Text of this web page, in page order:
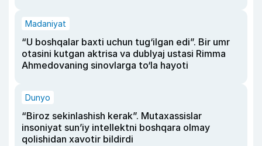
Madaniyat
“U boshqalar baxti uchun tug‘ilgan edi”. Bir umr
otasini kutgan aktrisa va dublyaj ustasi Rimma
Ahmedovaning sinovlarga to‘la hayoti
Dunyo
“Biroz sekinlashish kerak”. Mutaxassislar
insoniyat sun’iy intellektni boshqara olmay
qolishidan xavotir bildirdi